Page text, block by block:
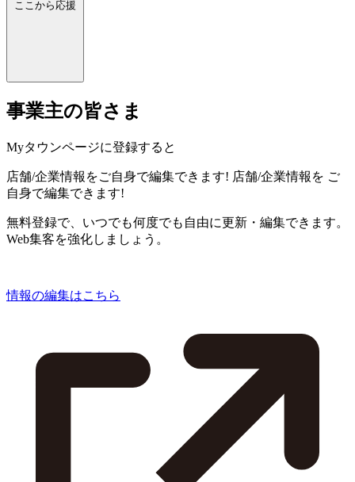
ここから応援
事業主の皆さま
Myタウンページに登録すると
店舗/企業情報をご自身で編集できます! 店舗/企業情報を ご
自身で編集できます!
無料登録で、いつでも何度でも自由に更新・編集できます。
Web集客を強化しましょう。
情報の編集はこちら